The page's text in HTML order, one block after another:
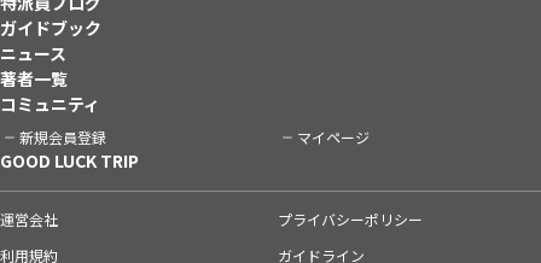
ガイドブック
ニュース
著者一覧
コミュニティ
新規会員登録 マイページ
GOOD LUCK TRIP
運営会社
プライバシーポリシー
利用規約
ガイドライン